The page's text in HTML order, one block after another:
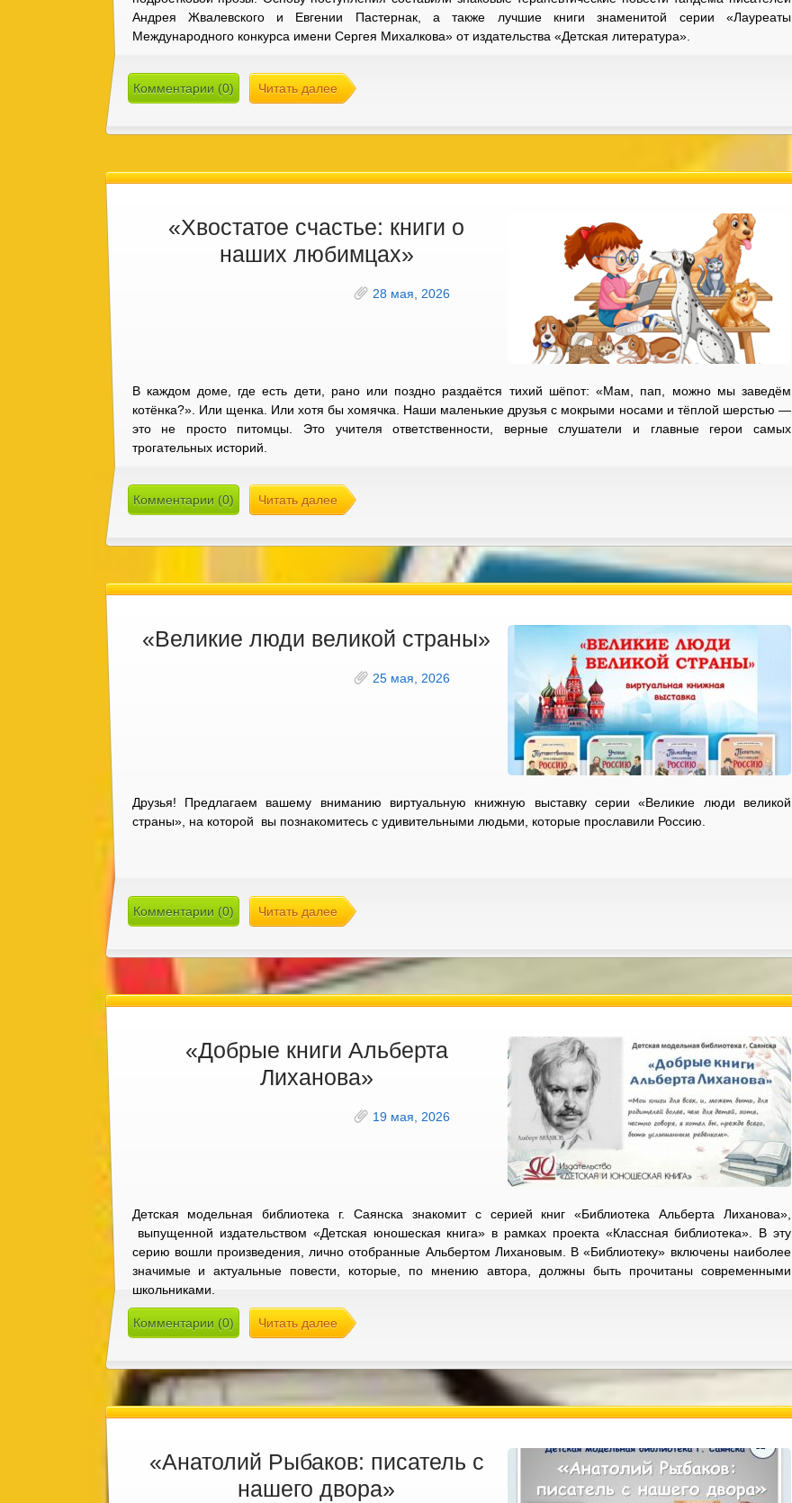
Андрея Жвалевского и Евгении Пастернак, а также лучшие книги знаменитой серии «Лауреаты
Международного конкурса имени Сергея Михалкова» от издательства «Детская литература».
Комментарии (0) Читать далее
«Хвостатое счастье: книги о
наших любимцах»
28 мая, 2026
В каждом доме, где есть дети, рано или поздно раздаётся тихий шёпот: «Мам, пап, можно мы заведём
котёнка?». Или щенка. Или хотя бы хомячка. Наши маленькие друзья с мокрыми носами и тёплой шерстью —
это не просто питомцы. Это учителя ответственности, верные слушатели и главные герои самых
трогательных историй.
Комментарии (0) Читать далее
«Великие люди великой страны»
25 мая, 2026
Друзья! Предлагаем вашему вниманию виртуальную книжную выставку серии «Великие люди великой
страны», на которой вы познакомитесь с удивительными людьми, которые прославили Россию.
Комментарии (0) Читать далее
«Добрые книги Альберта
Лиханова»
19 мая, 2026
Детская модельная библиотека г. Саянска знакомит с серией книг «Библиотека Альберта Лиханова»,
выпущенной издательством «Детская юношеская книга» в рамках проекта «Классная библиотека». В эту
серию вошли произведения, лично отобранные Альбертом Лихановым. В «Библиотеку» включены наиболее
значимые и актуальные повести, которые, по мнению автора, должны быть прочитаны современными
школьниками.
Комментарии (0) Читать далее
«Анатолий Рыбаков: писатель с
нашего двора»